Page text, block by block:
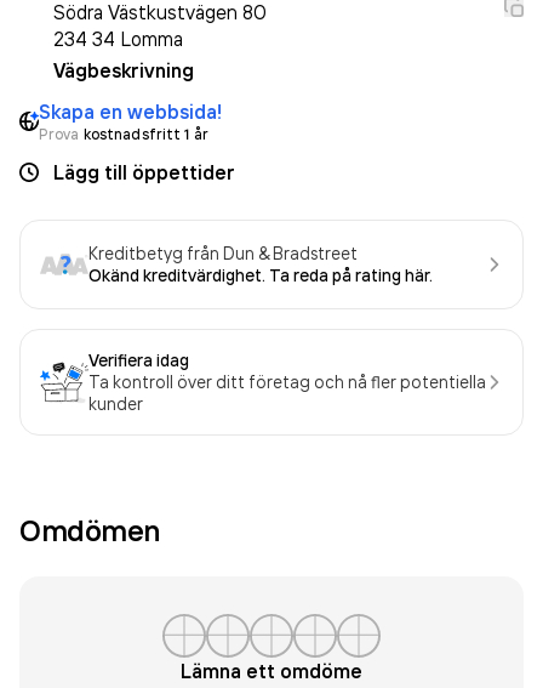
Södra Västkustvägen 80
234 34 Lomma
Vägbeskrivning
Skapa en webbsida!
Prova kostnadsfritt 1 år
Lägg till öppettider
Kreditbetyg från Dun & Bradstreet
Okänd kreditvärdighet. Ta reda på rating här.
Verifiera idag
Ta kontroll över ditt företag och nå fler potentiella
kunder
Omdömen
Lämna ett omdöme